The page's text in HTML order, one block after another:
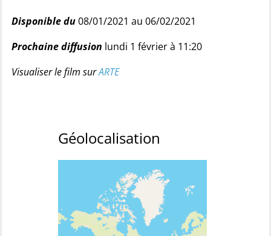
Disponible du08/01/2021 au 06/02/2021
Prochaine diffusion lundi 1 février à 11:20
Visualiser le film surARTE
Géolocalisation